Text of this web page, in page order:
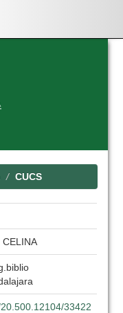
CUCS
CELINA
33422